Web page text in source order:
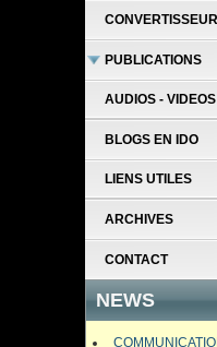
PUBLICATIONS
AUDIOS - VIDEOS
BLOGS EN IDO
LIENS UTILES
ARCHIVES
CONTACT
NEWS